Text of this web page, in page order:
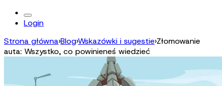
Login
Strona główna›Blog›Wskazówki i sugestie›Złomowanie
auta: Wszystko, co powinieneś wiedzieć